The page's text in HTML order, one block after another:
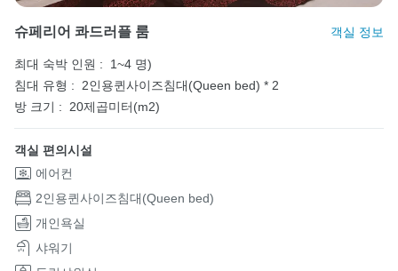
슈페리어 콰드러플 룸 객실 정보
최대 숙박 인원 :
1~4 명)
침대 유형 :
2인용퀸사이즈침대(Queen bed) * 2
방 크기 :
20제곱미터(m2)
객실 편의시설
에어컨
2인용퀸사이즈침대(Queen bed)
개인욕실
샤워기